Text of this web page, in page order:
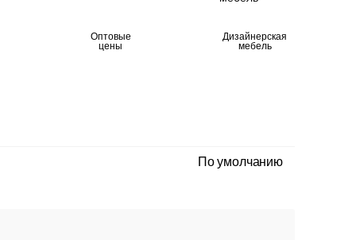
Оптовые
цены
Дизайнерская
мебель
По умолчанию